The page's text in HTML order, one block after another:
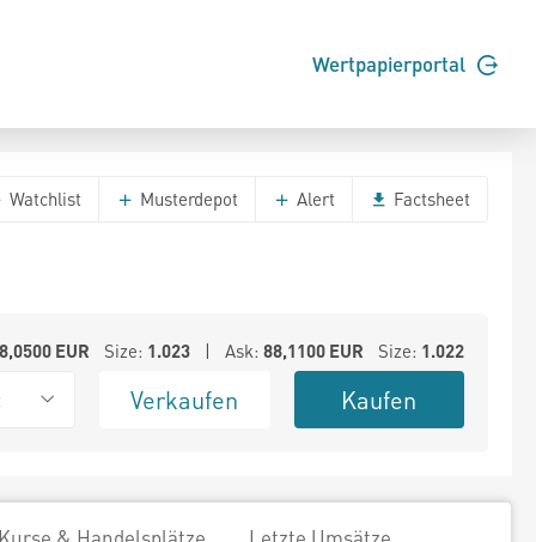
Wertpapierportal
Watchlist Musterdepot Alert Factsheet
EUR Size: 1.023| Ask: 88,1100EUR Size: 1.022
Verkaufen Kaufen